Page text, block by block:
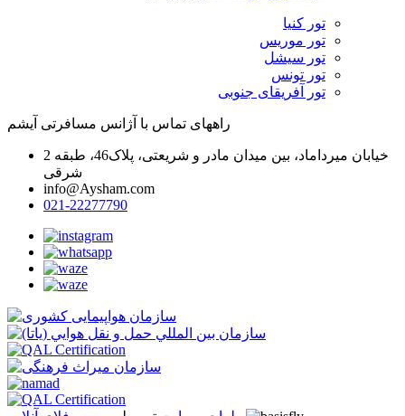
تور کنیا
تور موریس
تور سیشل
تور تونس
تور آفریقای جنوبی
راههای تماس با آژانس مسافرتی آیشم
خیابان میرداماد، بین میدان مادر و شریعتی، پلاک46، طبقه 2
شرقی
info@Aysham.com
021-22277790